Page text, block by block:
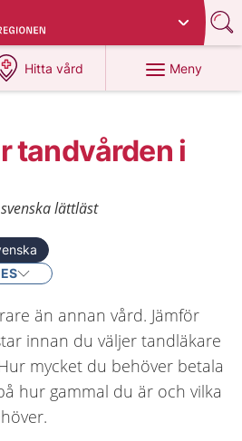
Hitta vård
på 1177.se
Meny
tandvården i
lättläst
än annan vård. Jämför
innan du väljer tandläkare
mycket du behöver betala
hur gammal du är och vilka